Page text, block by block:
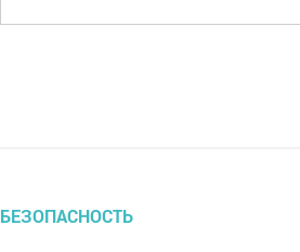
БЕЗОПАСНОСТЬ